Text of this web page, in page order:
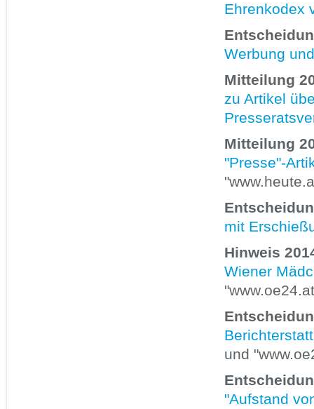
Ehrenkodex
Werbung
Mitteilung
zu Artikel
Mitteilung
"Presse"-
mit
Hinweis
Wiener
und
"Aufstand